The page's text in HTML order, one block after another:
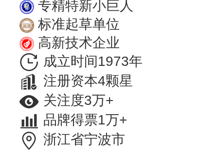
专精特新小巨人
标准起草单位
高新技术企业
成立时间1973年
注册资本4颗星
关注度3万+
品牌得票1万+
浙江省宁波市